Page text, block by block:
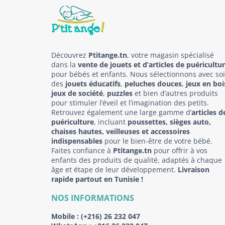
Découvrez Ptitange.tn, votre magasin spécialisé
dans la vente de jouets et d’articles de
pour bébés et enfants. Nous sélectionnons avec
des jouets éducatifs, peluches douces, jeux en
jeux de société, puzzles et bien d’autres produits
pour stimuler l’éveil et l’imagination des petits.
Retrouvez également une large gamme d’articles
puériculture, incluant poussettes, sièges auto,
chaises hautes, veilleuses et accessoires
indispensables pour le bien-être de votre bébé.
Faites confiance à Ptitange.tn pour offrir à vos
enfants des produits de qualité, adaptés à chaque
âge et étape de leur développement. Livraison
rapide partout en Tunisie !
NOS INFORMATIONS
Mobile : (+216) 26 232 047